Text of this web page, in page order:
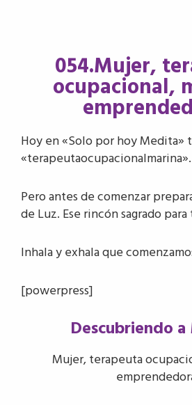
054.Mujer,
ocupacional,
Hoy en «Solo por hoy Medita»
«terapeutaocupacionalmarina».
Pero antes de comenzar
de Luz. Ese rincón sagrado
Inhala y exhala que
[powerpress]
Descubriendo
Mujer, terapeuta